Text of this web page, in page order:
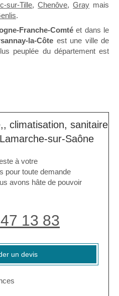
sur-Tille,Chenôve,Gray mais
.
Franche-Comté et dans le
la-Côte est une ville de
peuplée du département est
climatisation, sanitaire
sur-Saône
à votre
pour toute demande
avons hâte de pouvoir
13 83
un devis